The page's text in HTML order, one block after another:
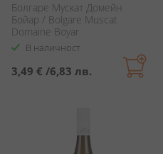
Болгаре Мускат Домейн
Бойар / Bolgare Muscat
Domaine Boyar
В наличност
3,49 € /6,83 лв.